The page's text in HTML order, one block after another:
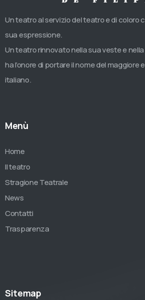
Un teatro al servizio del teatro e di coloro
sua espressione.
Un teatro rinnovato nella sua veste e
ha l’onore di portare il nome del
italiano.
Menù
Home
Il teatro
Stragione Teatrale
News
Contatti
Trasparenza
Sitemap